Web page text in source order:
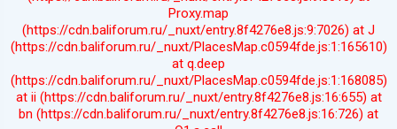
Proxy.map
(https://cdn.baliforum.ru/_nuxt/entry.8f4276e8.js:9:7026) at J
(https://cdn.baliforum.ru/_nuxt/PlacesMap.c0594fde.js:1:165610)
at q.deep
(https://cdn.baliforum.ru/_nuxt/PlacesMap.c0594fde.js:1:168085)
at ii (https://cdn.baliforum.ru/_nuxt/entry.8f4276e8.js:16:655) at
bn (https://cdn.baliforum.ru/_nuxt/entry.8f4276e8.js:16:726) at